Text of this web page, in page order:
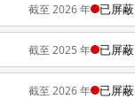
截至 2026 年 已屏蔽
截至 2025 年 已屏蔽
截至 2026 年 已屏蔽